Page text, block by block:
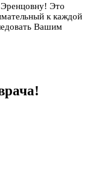
Эренцовну! Это
к каждой
Вашим